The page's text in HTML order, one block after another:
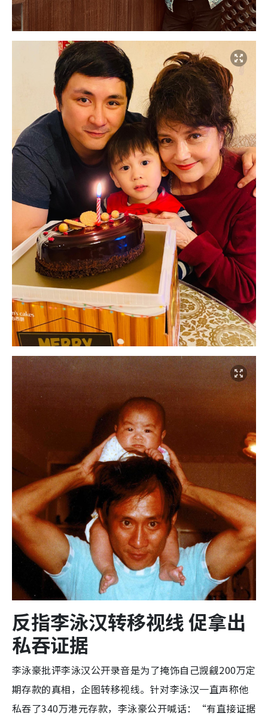
反指李泳汉转移视线 促拿出
私吞证据
李泳豪批评李泳汉公开录音是为了掩饰自己觊觎200万定
期存款的真相，企图转移视线。针对李泳汉一直声称他
私吞了340万港元存款，李泳豪公开喊话：“有直接证据